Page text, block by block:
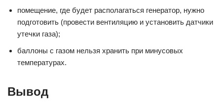
помещение, где будет располагаться генератор, нужно
подготовить (провести вентиляцию и установить датчики
утечки газа);
баллоны с газом нельзя хранить при минусовых
температурах.
Вывод